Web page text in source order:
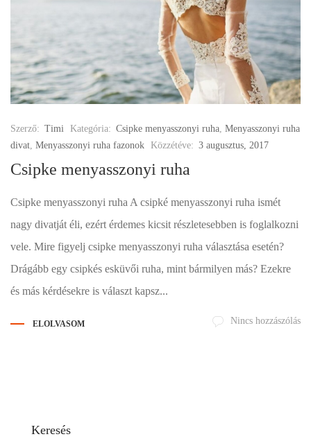
Szerző: Timi Kategória: Csipke menyasszonyi ruha, Menyasszonyi ruha
divat, Menyasszonyi ruha fazonok Közzétéve: 3 augusztus, 2017
Csipke menyasszonyi ruha
Csipke menyasszonyi ruha A csipké menyasszonyi ruha ismét
nagy divatját éli, ezért érdemes kicsit részletesebben is foglalkozni
vele. Mire figyelj csipke menyasszonyi ruha választása esetén?
Drágább egy csipkés esküvői ruha, mint bármilyen más? Ezekre
és más kérdésekre is választ kapsz...
ELOLVASOM Nincs hozzászólás
Keresés